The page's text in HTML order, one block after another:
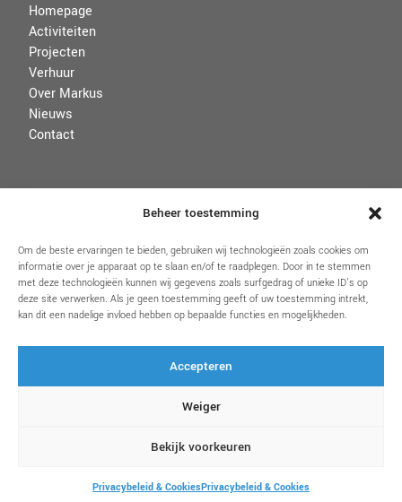
Beheer toestemming
Om de beste ervaringen te bieden, gebruiken wij technologieën zoals cookies om
informatie over je apparaat op te slaan en/of te raadplegen. Door in te stemmen
met deze technologieën kunnen wij gegevens zoals surfgedrag of unieke ID's op
deze site verwerken. Als je geen toestemming geeft of uw toestemming intrekt,
kan dit een nadelige invloed hebben op bepaalde functies en mogelijkheden.
Accepteren
Weiger
Bekijk voorkeuren
Privacybeleid & CookiesPrivacybeleid & Cookies
Homepage
Activiteiten
Projecten
Verhuur
Over Markus
Nieuws
Contact
VOORWAARDEN
Disclaimer
Algemene voorwaarden
Privacybeleid & Cookies